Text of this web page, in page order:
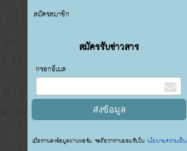
สมัครสมาชิก
สมัครรับข่าวสาร
กรอกอีเมล
เมื่อท่านส่งข้อมูลผ่านฟอร์ม จะถือว่าท่านยอมรับในนโยบายความเป็น